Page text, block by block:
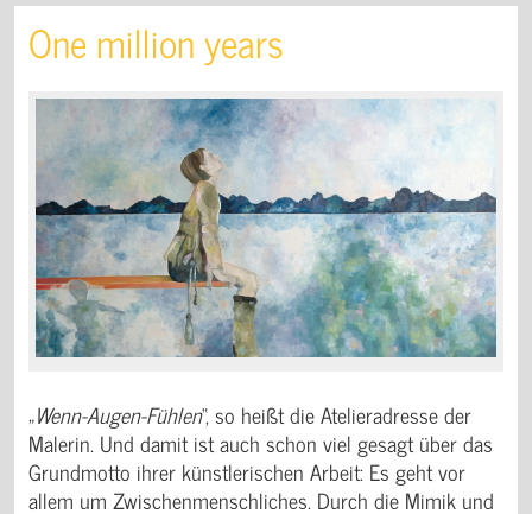
One million years
„Wenn-Augen-Fühlen“, so heißt die Atelieradresse der
Malerin. Und damit ist auch schon viel gesagt über das
Grundmotto ihrer künstlerischen Arbeit: Es geht vor
allem um Zwischenmenschliches. Durch die Mimik und